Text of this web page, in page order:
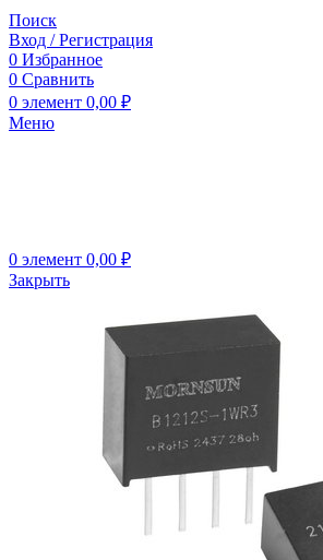
Поиск
Вход / Регистрация
0 Избранное
0 Сравнить
0 элемент 0,00 ₽
Меню
0 элемент 0,00 ₽
Закрыть